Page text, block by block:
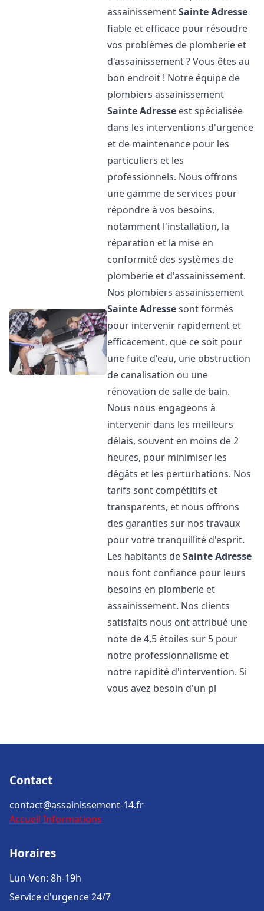
assainissementSainte Adresse
fiable et efficace pour résoudre
vos problèmes de plomberie et
d'assainissement ? Vous êtes au
bon endroit ! Notre équipe de
plombiers assainissement
Sainte Adresse est spécialisée
dans les interventions d'urgence
et de maintenance pour les
particuliers et les
professionnels. Nous offrons
une gamme de services pour
répondre à vos besoins,
notamment l'installation, la
réparation et la mise en
conformité des systèmes de
plomberie et d'assainissement.
Nos plombiers assainissement
Sainte Adressesont formés
pour intervenir rapidement et
efficacement, que ce soit pour
une fuite d'eau, une obstruction
de canalisation ou une
rénovation de salle de bain.
Nous nous engageons à
intervenir dans les meilleurs
délais, souvent en moins de 2
heures, pour minimiser les
dégâts et les perturbations. Nos
tarifs sont compétitifs et
transparents, et nous offrons
des garanties sur nos travaux
pour votre tranquillité d'esprit.
Les habitants deSainte Adresse
nous font confiance pour leurs
besoins en plomberie et
assainissement. Nos clients
satisfaits nous ont attribué une
note de 4,5 étoiles sur 5 pour
notre professionnalisme et
notre rapidité d'intervention. Si
vous avez besoin d'un pl
Contact
contact@assainissement-14.fr
Accueil Informations
Horaires
Lun-Ven: 8h-19h
Service d'urgence 24/7